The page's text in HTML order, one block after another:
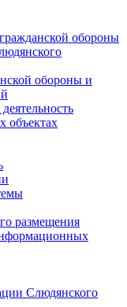
обороны
обороны и
объектах
размещения
Слюдянского